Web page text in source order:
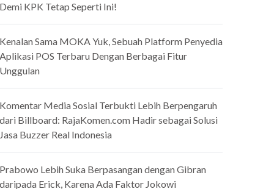
KPK Tetap Seperti Ini!
Sama MOKA Yuk, Sebuah Platform Penyedia
POS Terbaru Dengan Berbagai Fitur
Media Sosial Terbukti Lebih Berpengaruh
Billboard: RajaKomen.com Hadir sebagai Solusi
Buzzer Real Indonesia
Lebih Suka Berpasangan dengan Gibran
Erick, Karena Ada Faktor Jokowi